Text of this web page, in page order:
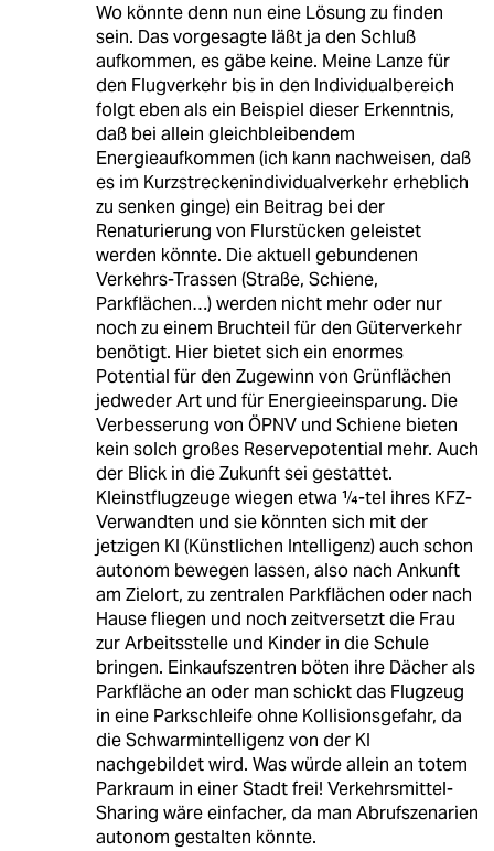
Wo könnte denn nun eine Lösung zu finden
sein. Das vorgesagte läßt ja den Schluß
aufkommen, es gäbe keine. Meine Lanze für
den Flugverkehr bis in den Individualbereich
folgt eben als ein Beispiel dieser Erkenntnis,
daß bei allein gleichbleibendem
Energieaufkommen (ich kann nachweisen, daß
es im Kurzstreckenindividualverkehr erheblich
zu senken ginge) ein Beitrag bei der
Renaturierung von Flurstücken geleistet
werden könnte. Die aktuell gebundenen
Verkehrs-Trassen (Straße, Schiene,
Parkflächen…) werden nicht mehr oder nur
noch zu einem Bruchteil für den Güterverkehr
benötigt. Hier bietet sich ein enormes
Potential für den Zugewinn von Grünflächen
jedweder Art und für Energieeinsparung. Die
Verbesserung von ÖPNV und Schiene bieten
kein solch großes Reservepotential mehr. Auch
der Blick in die Zukunft sei gestattet.
Kleinstflugzeuge wiegen etwa ¼-tel ihres KFZ-
Verwandten und sie könnten sich mit der
jetzigen KI (Künstlichen Intelligenz) auch schon
autonom bewegen lassen, also nach Ankunft
am Zielort, zu zentralen Parkflächen oder nach
Hause fliegen und noch zeitversetzt die Frau
zur Arbeitsstelle und Kinder in die Schule
bringen. Einkaufszentren böten ihre Dächer als
Parkfläche an oder man schickt das Flugzeug
in eine Parkschleife ohne Kollisionsgefahr, da
die Schwarmintelligenz von der KI
nachgebildet wird. Was würde allein an totem
Parkraum in einer Stadt frei! Verkehrsmittel-
Sharing wäre einfacher, da man Abrufszenarien
autonom gestalten könnte.